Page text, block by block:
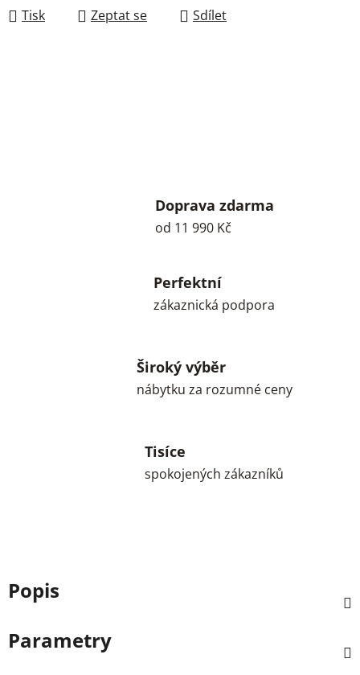
Tisk Zeptat se Sdílet
Doprava zdarma
od 11 990 Kč
Perfektní
zákaznická podpora
Široký výběr
nábytku za rozumné ceny
Tisíce
spokojených zákazníků
Popis
Parametry